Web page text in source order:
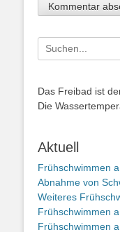
Suche
nach:
Das Freibad ist
Die
Aktuell
Frühschwimmen
Abnahme von
Weiteres
Frühschwimmen
Frühschwimmen